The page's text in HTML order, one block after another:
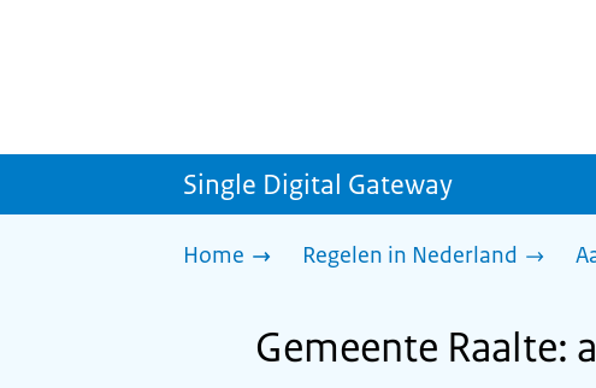
Single Digital Gateway
Home Regelen in Nederland
Gemeente Raalte: